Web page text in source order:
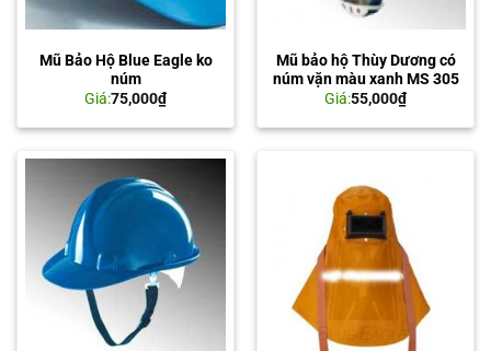
Mũ Bảo Hộ Blue Eagle ko
núm
Giá:75,000₫
Mũ bảo hộ Thùy Dương có
núm vặn màu xanh MS 305
Giá:55,000₫